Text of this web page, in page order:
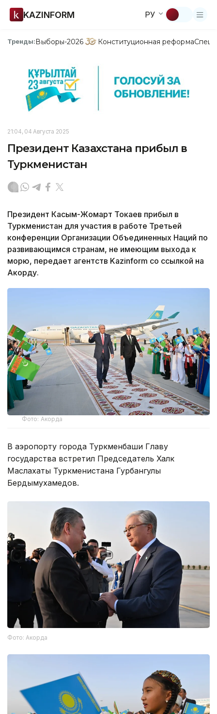
KAZINFORM РУ
Тренды:Выборы-2026 Конституционная реформа
21:04, 04 Августа 2025
Президент Казахстана прибыл в
Туркменистан
Президент Касым-Жомарт Токаев прибыл в
Туркменистан для участия в работе Третьей
конференции Организации Объединенных Наций по
развивающимся странам, не имеющим выхода к
морю, передает агентств Kazinform со ссылкой на
Акорду.
Фото: Акорда
В аэропорту города Туркменбаши Главу
государства встретил Председатель Халк
Маслахаты Туркменистана Гурбангулы
Бердымухамедов.
Фото: Акорда